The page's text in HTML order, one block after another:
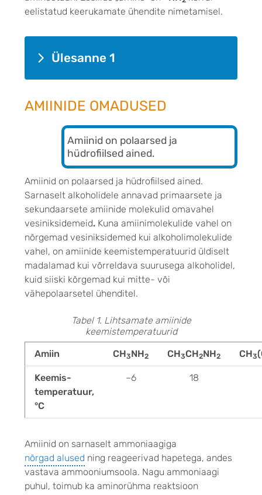
eelistatud keerukamate ühendite nimetamisel.
Ülesanne 1
AMIINIDE OMADUSED
Amiinid on polaarsed ja
hüdrofiilsed ained.
Amiinid on polaarsed ja hüdrofiilsed ained.
Sarnaselt alkoholidele annavad primaarsete ja
sekundaarsete amiinide molekulid omavahel
vesiniksidemeid. Kuna amiinimolekulide vahel on
nõrgemad vesiniksidemed kui alkoholimolekulide
vahel, on amiinide keemistemperatuurid üldiselt
madalamad kui võrreldava suurusega alkoholidel,
kuid siiski kõrgemad kui mitte- või
vähepolaarsetel ühenditel.
Tabel 1. Lihtsamate amiinide
keemistemperatuurid
Amiin
CH3NH2 CH3CH2NH2 CH3
Keemis-
temperatuur,
°C
–6 18
Amiinid on sarnaselt ammoniaagiga
nõrgad alused ning reageerivad hapetega, andes
vastava ammooniumsoola. Nagu ammoniaagi
puhul, toimub ka aminorühma reaktsioon